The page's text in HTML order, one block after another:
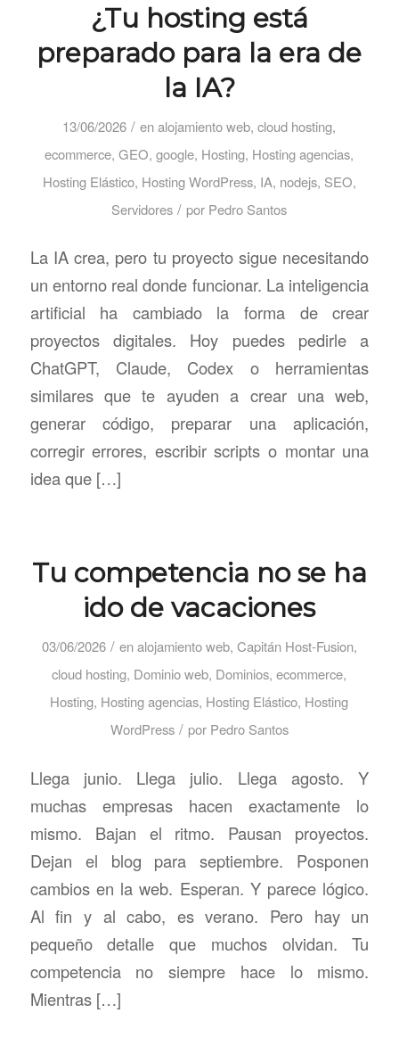
¿Tu hosting está
preparado para la era de
la IA?
13/06/2026 / enalojamiento web,cloud hosting,
ecommerce,GEO,google, Hosting, Hosting agencias,
Hosting Elástico, Hosting WordPress, IA, nodejs, SEO,
Servidores / por Pedro Santos
La IA crea, pero tu proyecto sigue necesitando
un entorno real donde funcionar. La inteligencia
artificial ha cambiado la forma de crear
proyectos digitales. Hoy puedes pedirle a
ChatGPT, Claude, Codex o herramientas
similares que te ayuden a crear una web,
generar código, preparar una aplicación,
corregir errores, escribir scripts o montar una
idea que […]
Tu competencia no se ha
ido de vacaciones
03/06/2026 / enalojamiento web, Capitán Host-Fusion,
cloud hosting, Dominio web, Dominios,ecommerce,
Hosting, Hosting agencias, Hosting Elástico, Hosting
WordPress / por Pedro Santos
Llega junio. Llega julio. Llega agosto. Y
muchas empresas hacen exactamente lo
mismo. Bajan el ritmo. Pausan proyectos.
Dejan el blog para septiembre. Posponen
cambios en la web. Esperan. Y parece lógico.
Al fin y al cabo, es verano. Pero hay un
pequeño detalle que muchos olvidan. Tu
competencia no siempre hace lo mismo.
Mientras […]